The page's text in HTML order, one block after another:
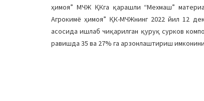
ҳимоя” МЧЖ ҚКга қарашли “Мехмаш”
Агрокимё ҳимоя” ҚК-МЧЖнинг 2022 йил 12
асосида ишлаб чиқарилган қуруқ сурков
равишда 35 ва 27% га арзонлаштириш